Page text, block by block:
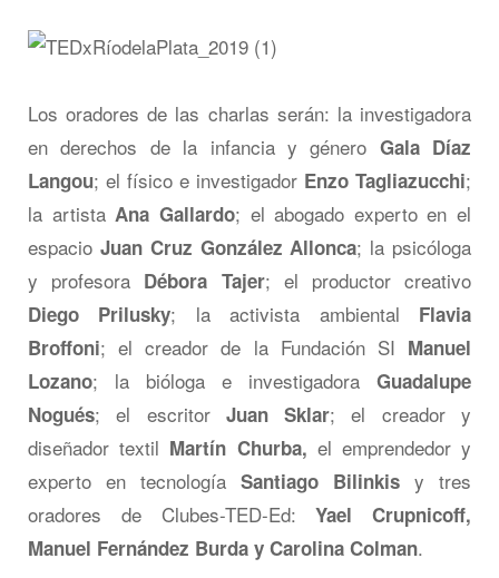
Los oradores de las charlas serán: la investigadora
en derechos de la infancia y género Gala Díaz
Langou; el físico e investigador Enzo Tagliazucchi;
la artistaAna Gallardo; el abogado experto en el
espacio Juan Cruz González Allonca; la psicóloga
y profesora Débora Tajer; el productor creativo
Diego Prilusky; la activista ambiental Flavia
Broffoni; el creador de la Fundación SI Manuel
Lozano; la bióloga e investigadora Guadalupe
Nogués; el escritor Juan Sklar; el creador y
diseñador textil Martín Churba, el emprendedor y
experto en tecnología Santiago Bilinkis y tres
oradores de Clubes-TED-Ed:Yael Crupnicoff,
Manuel Fernández Burda y Carolina Colman.